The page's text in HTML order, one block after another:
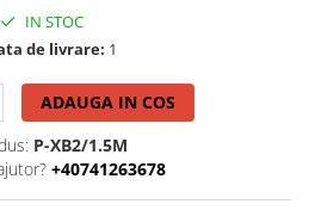
IN STOC
de livrare: 1
ADAUGA IN COS
P-XB2/1.5M
+40741263678